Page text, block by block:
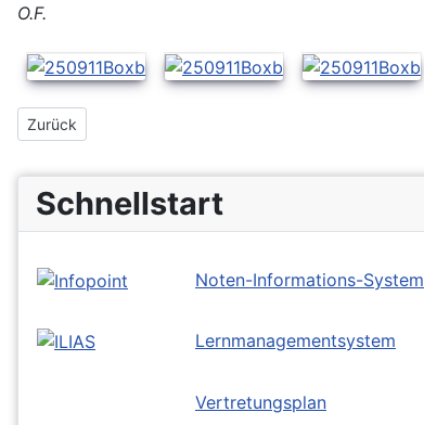
O.F.
Vorheriger Beitrag: Basketball Kreisfinale 2025
Zurück
Schnellstart
Noten-Informations-System
Lernmanagementsystem
Vertretungsplan